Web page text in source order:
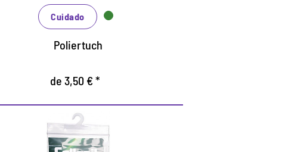
Cuidado
Poliertuch
de 3,50 € *